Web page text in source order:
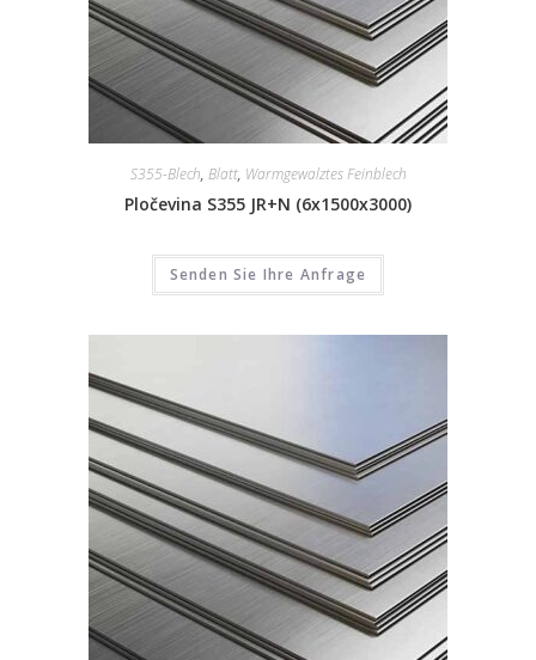
S355-Blech, Blatt, Warmgewalztes Feinblech
Pločevina S355 JR+N (6x1500x3000)
Senden Sie Ihre Anfrage